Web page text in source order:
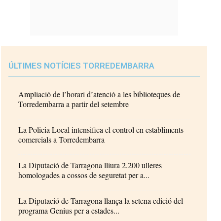
ÚLTIMES NOTÍCIES TORREDEMBARRA
Ampliació de l’horari d’atenció a les biblioteques de
Torredembarra a partir del setembre
La Policia Local intensifica el control en establiments
comercials a Torredembarra
La Diputació de Tarragona lliura 2.200 ulleres
homologades a cossos de seguretat per a...
La Diputació de Tarragona llança la setena edició del
programa Genius per a estades...